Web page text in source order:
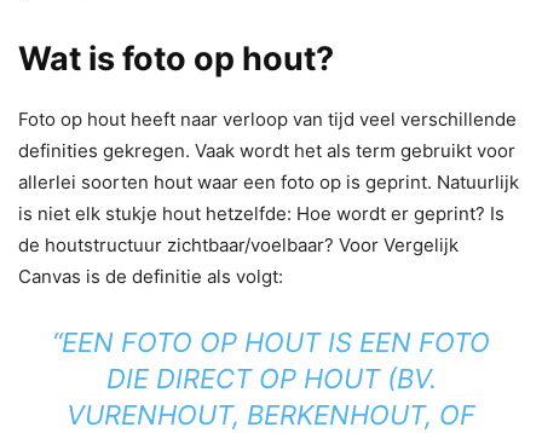
Wat is foto op hout?
Foto op hout heeft naar verloop van tijd veel verschillende
definities gekregen. Vaak wordt het als term gebruikt voor
allerlei soorten hout waar een foto op is geprint. Natuurlijk
is niet elk stukje hout hetzelfde: Hoe wordt er geprint? Is
de houtstructuur zichtbaar/voelbaar? Voor Vergelijk
Canvas is de definitie als volgt:
“EEN FOTO OP HOUT IS EEN FOTO
DIE DIRECT OP HOUT (BV.
VURENHOUT, BERKENHOUT, OF